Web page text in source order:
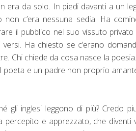
era da solo. In piedi davanti a un
c’era nessuna sedia. Ha
il pubblico nel suo vissuto
Ha chiesto se c’erano
Chi chiede da cosa nasce la
e un padre non proprio
gli inglesi leggono di più? Credo
percepito e apprezzato, che diventi